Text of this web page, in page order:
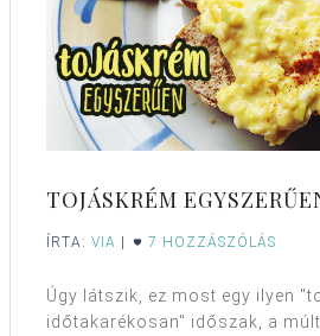
TOJÁSKRÉM
ÍRTA: VIA 7 HOZZÁSZÓLÁS
Úgy látszik, ez most egy ilyen
időtakarékosan" időszak, a